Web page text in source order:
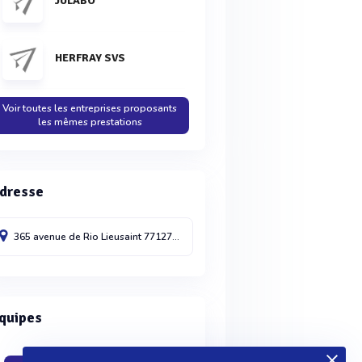
HERFRAY SVS
Voir toutes les entreprises proposants
les mêmes prestations
365 avenue de RioLieusaint77127 France